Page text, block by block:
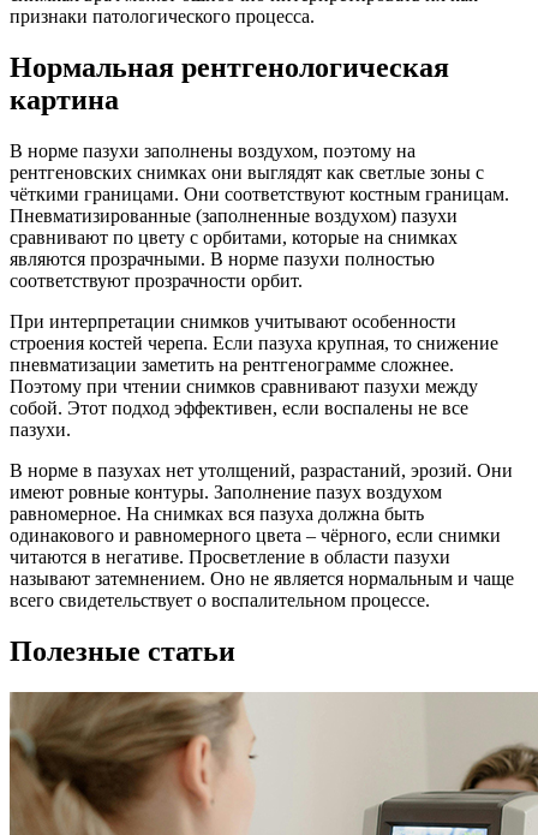
признаки патологического процесса.
Нормальная рентгенологическая
картина
В норме пазухи заполнены воздухом, поэтому на
рентгеновских снимках они выглядят как светлые зоны с
чёткими границами. Они соответствуют костным границам.
Пневматизированные (заполненные воздухом) пазухи
сравнивают по цвету с орбитами, которые на снимках
являются прозрачными. В норме пазухи полностью
соответствуют прозрачности орбит.
При интерпретации снимков учитывают особенности
строения костей черепа. Если пазуха крупная, то снижение
пневматизации заметить на рентгенограмме сложнее.
Поэтому при чтении снимков сравнивают пазухи между
собой. Этот подход эффективен, если воспалены не все
пазухи.
В норме в пазухах нет утолщений, разрастаний, эрозий. Они
имеют ровные контуры. Заполнение пазух воздухом
равномерное. На снимках вся пазуха должна быть
одинакового и равномерного цвета – чёрного, если снимки
читаются в негативе. Просветление в области пазухи
называют затемнением. Оно не является нормальным и чаще
всего свидетельствует о воспалительном процессе.
Полезные статьи